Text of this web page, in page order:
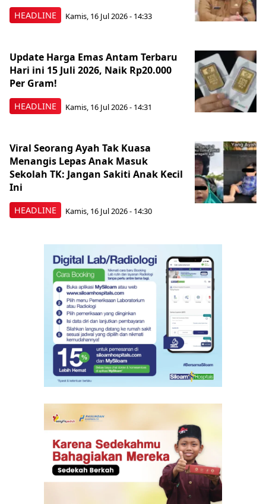
HEADLINE Kamis, 16 Jul 2026 - 14:33
HEADLINE
Update Harga Emas Antam Terbaru
Hari ini 15 Juli 2026, Naik Rp20.000
Per Gram!
Kamis, 16 Jul 2026 - 14:31
HEADLINE
Viral Seorang Ayah Tak Kuasa
Menangis Lepas Anak Masuk
Sekolah TK: Jangan Sakiti Anak Kecil
Ini
Kamis, 16 Jul 2026 - 14:30